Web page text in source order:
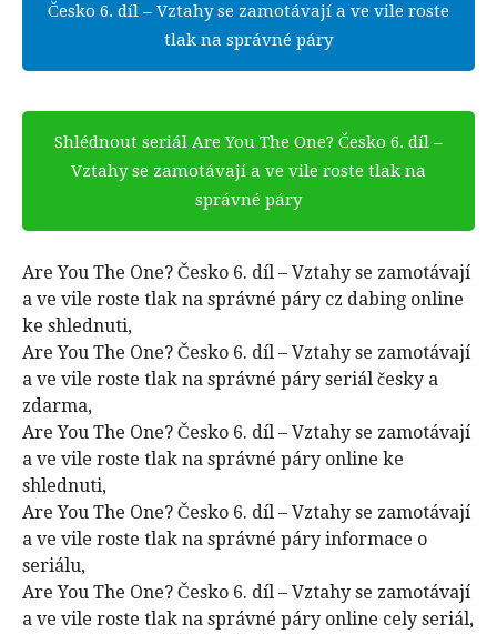
Česko 6. díl – Vztahy se zamotávají a ve vile roste
tlak na správné páry
Shlédnout seriál Are You The One? Česko 6. díl –
Vztahy se zamotávají a ve vile roste tlak na
správné páry
Are You The One? Česko 6. díl – Vztahy se zamotávají
a ve vile roste tlak na správné páry cz dabing online
ke shlednuti,
Are You The One? Česko 6. díl – Vztahy se zamotávají
a ve vile roste tlak na správné páry seriál česky a
zdarma,
Are You The One? Česko 6. díl – Vztahy se zamotávají
a ve vile roste tlak na správné páry online ke
shlednuti,
Are You The One? Česko 6. díl – Vztahy se zamotávají
a ve vile roste tlak na správné páry informace o
seriálu,
Are You The One? Česko 6. díl – Vztahy se zamotávají
a ve vile roste tlak na správné páry online cely seriál,